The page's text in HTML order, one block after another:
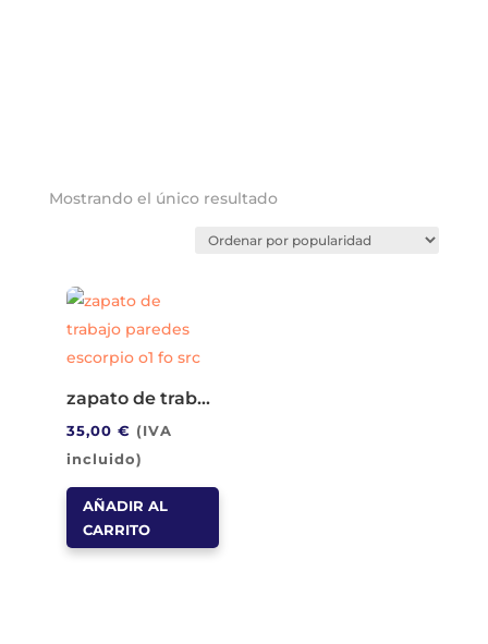
Mostrando el único resultado
zapato de trabajo paredes escorpio o1 fo src
35,00 € (IVA
incluido)
AÑADIR AL
CARRITO